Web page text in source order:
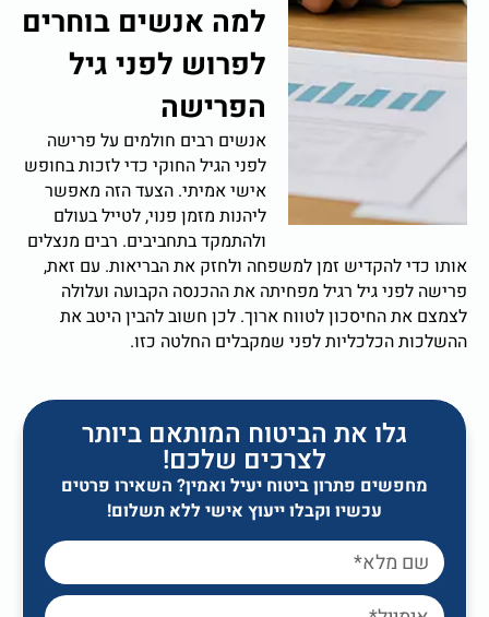
למה אנשים בוחרים
לפרוש לפני גיל
הפרישה
אנשים רבים חולמים על פרישה
לפני הגיל החוקי כדי לזכות בחופש
אישי אמיתי. הצעד הזה מאפשר
ליהנות מזמן פנוי, לטייל בעולם
ולהתמקד בתחביבים. רבים מנצלים
אותו כדי להקדיש זמן למשפחה ולחזק את הבריאות. עם זאת,
פרישה לפני גיל רגיל מפחיתה את ההכנסה הקבועה ועלולה
לצמצם את החיסכון לטווח ארוך. לכן חשוב להבין היטב את
ההשלכות הכלכליות לפני שמקבלים החלטה כזו.
גלו את הביטוח המותאם ביותר
לצרכים שלכם!
מחפשים פתרון ביטוח יעיל ואמין? השאירו פרטים
עכשיו וקבלו ייעוץ אישי ללא תשלום!